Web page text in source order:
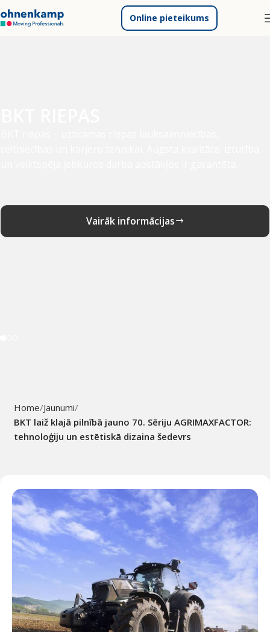
Online pieteikums
Vairāk informācijas
Home Jaunumi
BKT laiž klajā pilnībā jauno 70. Sēriju AGRIMAXFACTOR:
tehnoloģiju un estētiskā dizaina šedevrs